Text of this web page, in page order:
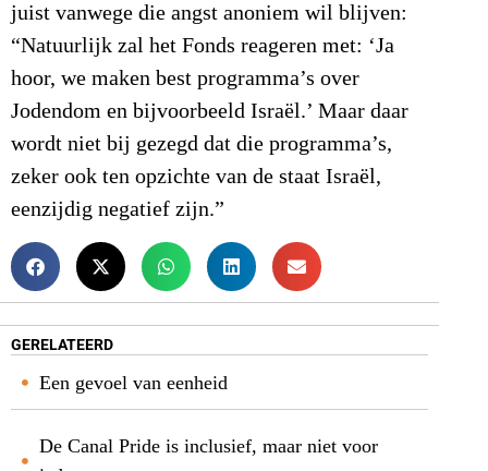
juist vanwege die angst anoniem wil blijven:
“Natuurlijk zal het Fonds reageren met: ‘Ja
hoor, we maken best programma’s over
Jodendom en bijvoorbeeld Israël.’ Maar daar
wordt niet bij gezegd dat die programma’s,
zeker ook ten opzichte van de staat Israël,
eenzijdig negatief zijn.”
GERELATEERD
Een gevoel van eenheid
De Canal Pride is inclusief, maar niet voor